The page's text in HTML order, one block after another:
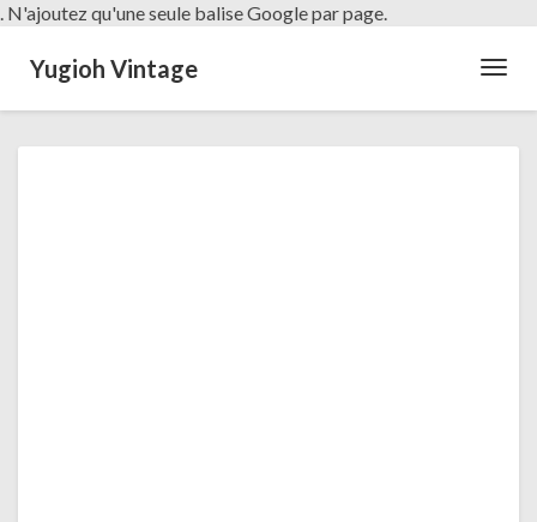
. N'ajoutez qu'une seule balise Google par page.
Yugioh Vintage